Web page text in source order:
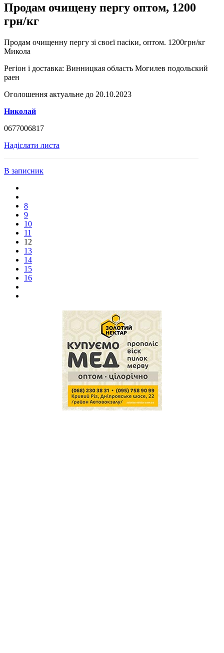
Продам очищену пергу оптом, 1200
грн/кг
Продам очищенну пергу зі своєї пасіки, оптом. 1200грн/кг
Микола
Регіон і доставка: Винницкая область Могилев подольский
раен
Оголошення актуальне до 20.10.2023
Николай
0677006817
Надіслати листа
В записник
8
9
10
11
12
13
14
15
16